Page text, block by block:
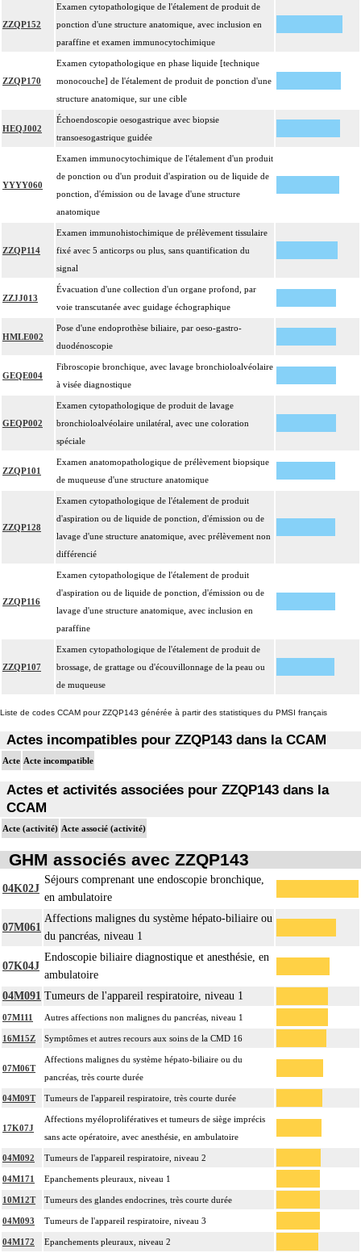
ZZQP152
Examen cytopathologique de l'étalement de produit de
ponction d'une structure anatomique, avec inclusion en
paraffine et examen immunocytochimique
ZZQP170
Examen cytopathologique en phase liquide [technique
monocouche] de l'étalement de produit de ponction d'une
structure anatomique, sur une cible
HEQJ002
Échoendoscopie oesogastrique avec biopsie
transoesogastrique guidée
YYYY060
Examen immunocytochimique de l'étalement d'un produit
de ponction ou d'un produit d'aspiration ou de liquide de
ponction, d'émission ou de lavage d'une structure
anatomique
ZZQP114
Examen immunohistochimique de prélèvement tissulaire
fixé avec 5 anticorps ou plus, sans quantification du
signal
ZZJJ013
Évacuation d'une collection d'un organe profond, par
voie transcutanée avec guidage échographique
HMLE002
Pose d'une endoprothèse biliaire, par oeso-gastro-
duodénoscopie
GEQE004
Fibroscopie bronchique, avec lavage bronchioloalvéolaire
à visée diagnostique
GEQP002
Examen cytopathologique de produit de lavage
bronchioloalvéolaire unilatéral, avec une coloration
spéciale
ZZQP101
Examen anatomopathologique de prélèvement biopsique
de muqueuse d'une structure anatomique
ZZQP128
Examen cytopathologique de l'étalement de produit
d'aspiration ou de liquide de ponction, d'émission ou de
lavage d'une structure anatomique, avec prélèvement non
différencié
ZZQP116
Examen cytopathologique de l'étalement de produit
d'aspiration ou de liquide de ponction, d'émission ou de
lavage d'une structure anatomique, avec inclusion en
paraffine
ZZQP107
Examen cytopathologique de l'étalement de produit de
brossage, de grattage ou d'écouvillonnage de la peau ou
de muqueuse
Liste de codes CCAM pour ZZQP143 générée à partir des statistiques du PMSI français
Actes incompatibles pour ZZQP143 dans la CCAM
Acte Acte incompatible
Actes et activités associées pour ZZQP143 dans la
CCAM
Acte (activité) Acte associé (activité)
GHM associés avec ZZQP143
04K02J
Séjours comprenant une endoscopie bronchique,
en ambulatoire
07M061
Affections malignes du système hépato-biliaire ou
du pancréas, niveau 1
07K04J
Endoscopie biliaire diagnostique et anesthésie, en
ambulatoire
04M091 Tumeurs de l'appareil respiratoire, niveau 1
07M111 Autres affections non malignes du pancréas, niveau 1
16M15Z Symptômes et autres recours aux soins de la CMD 16
07M06T
Affections malignes du système hépato-biliaire ou du
pancréas, très courte durée
04M09T Tumeurs de l'appareil respiratoire, très courte durée
17K07J
Affections myéloprolifératives et tumeurs de siège imprécis
sans acte opératoire, avec anesthésie, en ambulatoire
04M092 Tumeurs de l'appareil respiratoire, niveau 2
04M171 Epanchements pleuraux, niveau 1
10M12T Tumeurs des glandes endocrines, très courte durée
04M093 Tumeurs de l'appareil respiratoire, niveau 3
04M172 Epanchements pleuraux, niveau 2